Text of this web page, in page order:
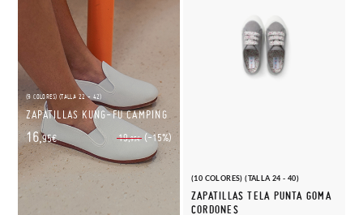
(9 COLORES) (TALLA 22 - 42)
ZAPATILLAS KUNG-FU CAMPING
19,95€ (-15%)
16,95€
(10 COLORES) (TALLA 24 - 40)
ZAPATILLAS TELA PUNTA GOMA
CORDONES